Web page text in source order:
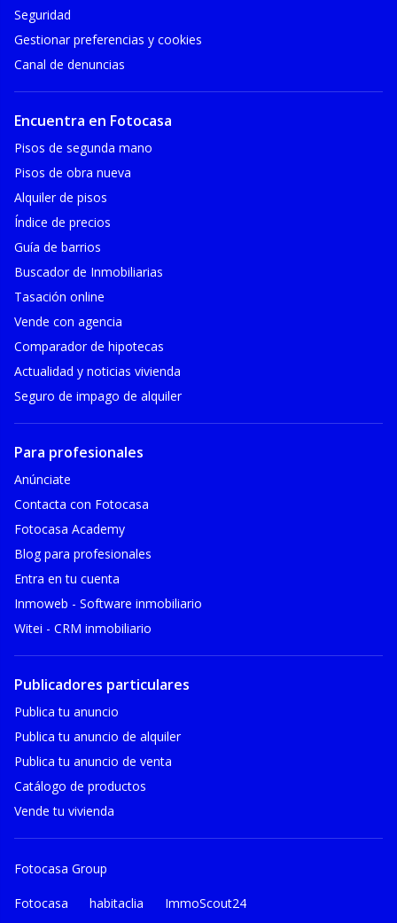
Seguridad
Gestionar preferencias y cookies
Canal de denuncias
Encuentra en Fotocasa
Pisos de segunda mano
Pisos de obra nueva
Alquiler de pisos
Índice de precios
Guía de barrios
Buscador de Inmobiliarias
Tasación online
Vende con agencia
Comparador de hipotecas
Actualidad y noticias vivienda
Seguro de impago de alquiler
Para profesionales
Anúnciate
Contacta con Fotocasa
Fotocasa Academy
Blog para profesionales
Entra en tu cuenta
Inmoweb - Software inmobiliario
Witei - CRM inmobiliario
Publicadores particulares
Publica tu anuncio
Publica tu anuncio de alquiler
Publica tu anuncio de venta
Catálogo de productos
Vende tu vivienda
Fotocasa Group
Fotocasa habitaclia ImmoScout24